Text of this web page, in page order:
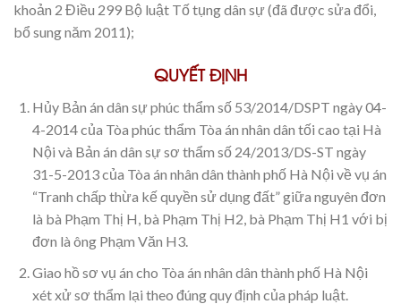
khoản 2 Điều 299 Bộ luật Tố tụng dân sự (đã được sửa đổi,
bổ sung năm 2011);
QUYẾT ĐỊNH
Hủy Bản án dân sự phúc thẩm số 53/2014/DSPT ngày 04-
4-2014 của Tòa phúc thẩm Tòa án nhân dân tối cao tại Hà
Nội và Bản án dân sự sơ thẩm số 24/2013/DS-ST ngày
31-5-2013 của Tòa án nhân dân thành phố Hà Nội về vụ án
“Tranh chấp thừa kế quyền sử dụng đất” giữa nguyên đơn
là bà Phạm Thị H, bà Phạm Thị H2, bà Phạm Thị H1 với bị
đơn là ông Phạm Văn H3.
Giao hồ sơ vụ án cho Tòa án nhân dân thành phố Hà Nội
xét xử sơ thẩm lại theo đúng quy định của pháp luật.